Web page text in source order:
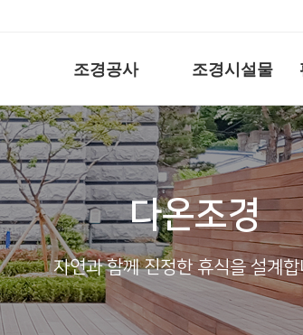
조경공사 조경시설물
다온조경
자연과 함께 진정한 휴식을 설계합